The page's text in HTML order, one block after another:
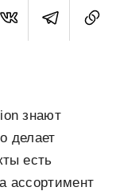
знают
делает
есть
ассортимент